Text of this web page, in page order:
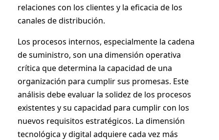
relaciones con los clientes y la eficacia de los
canales de distribución.
Los procesos internos, especialmente la cadena
de suministro, son una dimensión operativa
crítica que determina la capacidad de una
organización para cumplir sus promesas. Este
análisis debe evaluar la solidez de los procesos
existentes y su capacidad para cumplir con los
nuevos requisitos estratégicos. La dimensión
tecnológica y digital adquiere cada vez más